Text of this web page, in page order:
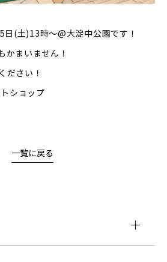
(土)13時〜@大淀中公園です！
かまいません！
ださい！
ショップ
一覧に戻る